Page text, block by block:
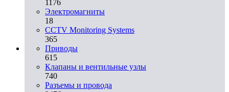
1176
Электромагниты
18
CCTV Monitoring Systems
365
Приводы
615
Клапаны и вентильные узлы
740
Разъемы и провода